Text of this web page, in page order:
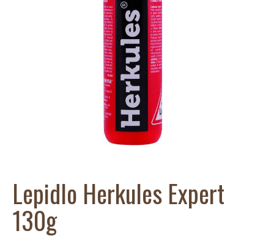
Lepidlo Herkules Expert
130g